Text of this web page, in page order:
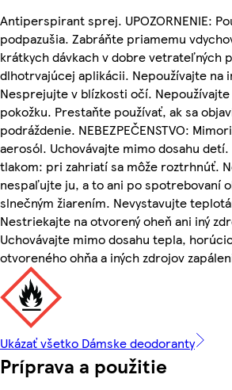
Antiperspirant sprej. UPOZORNENIE:
podpazušia. Zabráňte priamemu
krátkych dávkach v dobre vetrateľných
dlhotrvajúcej aplikácii. Nepoužívajte na
Nesprejujte v blízkosti očí.
pokožku. Prestaňte používať, ak sa
podráždenie. NEBEZPEČENSTVO:
aerosól. Uchovávajte mimo dosahu
tlakom: pri zahriatí sa môže roztrhnúť.
nespaľujte ju, a to ani po spotrebovaní
slnečným žiarením. Nevystavujte
Nestriekajte na otvorený oheň ani iný
Uchovávajte mimo dosahu tepla,
otvoreného ohňa a iných zdrojov
Ukázať všetko Dámske deodoranty
Príprava a použitie